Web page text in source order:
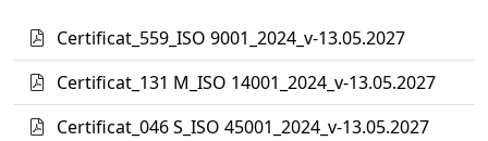
Certificat_559_ISO 9001_2024_v-13.05.2027
Certificat_131 M_ISO 14001_2024_v-13.05.2027
Certificat_046 S_ISO 45001_2024_v-13.05.2027